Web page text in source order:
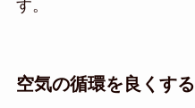
す。
空気の循環を良くする